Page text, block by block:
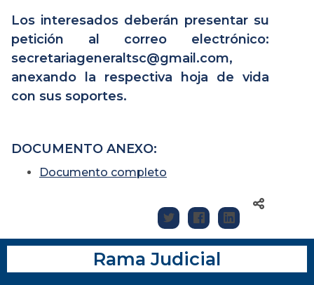
Los interesados deberán presentar su
petición al correo electrónico:
secretariageneraltsc@gmail.com,
anexando la respectiva hoja de vida
con sus soportes.
DOCUMENTO ANEXO:
Documento completo
Rama Judicial